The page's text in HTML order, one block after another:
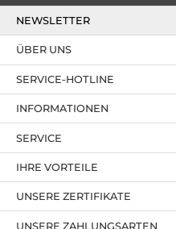
NEWSLETTER
SERVICE-HOTLINE
IHRE VORTEILE
UNSERE ZAHLUNGSARTEN
ÜBER UNS
UNSERE ZERTIFIKATE
INFORMATIONEN
SERVICE